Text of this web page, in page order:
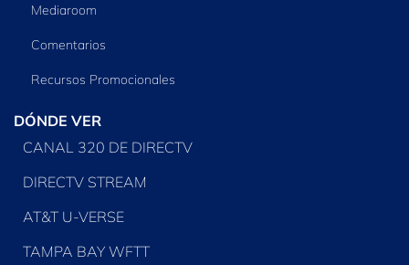
Mediaroom
Comentarios
Recursos Promocionales
DÓNDE VER
CANAL 320 DE DIRECTV
DIRECTV STREAM
AT&T U-VERSE
TAMPA BAY WFTT